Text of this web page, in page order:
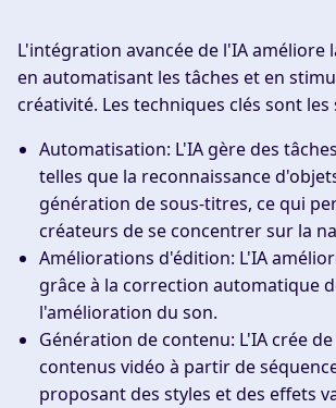
L'intégration avancée de l'IA améliore
en automatisant les tâches et en
créativité. Les techniques clés sont les
Automatisation: L'IA gère des
telles que la reconnaissance
génération de sous-titres, ce qui
créateurs de se concentrer sur la
Améliorations d'édition: L'IA
grâce à la correction automatique
l'amélioration du son.
Génération de contenu: L'IA crée
contenus vidéo à partir de
proposant des styles et des effets